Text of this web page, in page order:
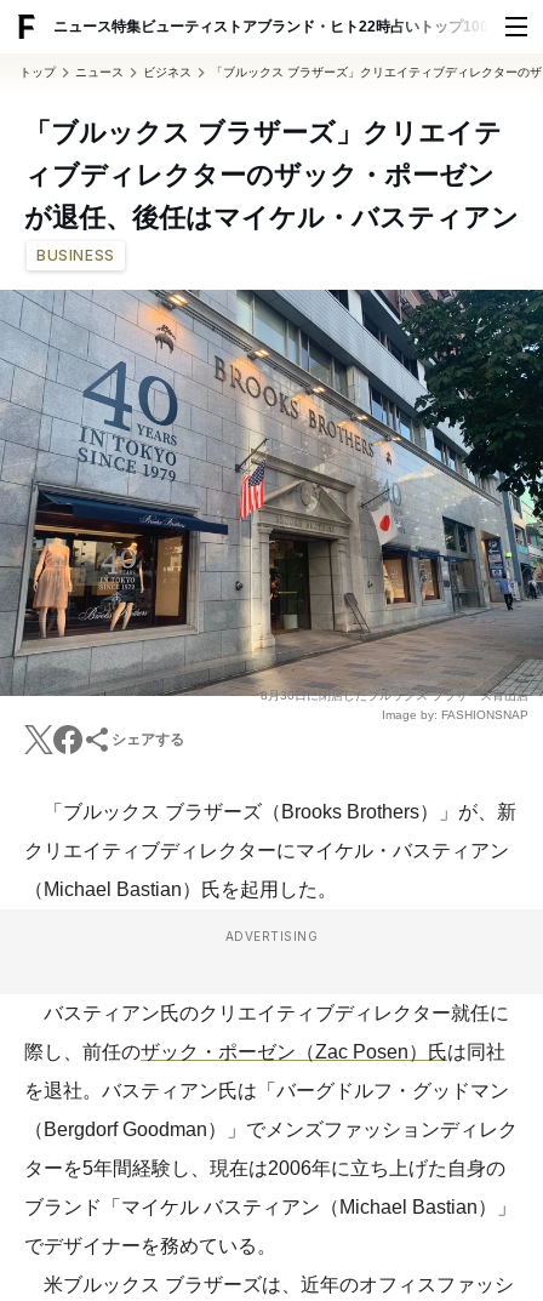
ニュース特集ビューティ ストアブランド・ヒト22時占い トップ100 スナッ
トップ ニュース ビジネス 「ブルックス ブラザーズ」クリエイティブディレクターの
「ブルックス ブラザーズ」クリエイテ
ィブディレクターのザック・ポーゼン
が退任、後任はマイケル・バスティアン
BUSINESS
8月30日に閉店したブルックス ブラザーズ青山店
Image by: FASHIONSNAP
シェアする
「ブルックス ブラザーズ（Brooks Brothers）」が、新
クリエイティブディレクターにマイケル・バスティアン
（Michael Bastian）氏を起用した。
ADVERTISING
バスティアン氏のクリエイティブディレクター就任に
際し、前任のザック・ポーゼン（Zac Posen）氏は同社
を退社。バスティアン氏は「バーグドルフ・グッドマン
（Bergdorf Goodman）」でメンズファッションディレク
ターを5年間経験し、現在は2006年に立ち上げた自身の
ブランド「マイケル バスティアン（Michael Bastian）」
でデザイナーを務めている。
米ブルックス ブラザーズは、近年のオフィスファッシ